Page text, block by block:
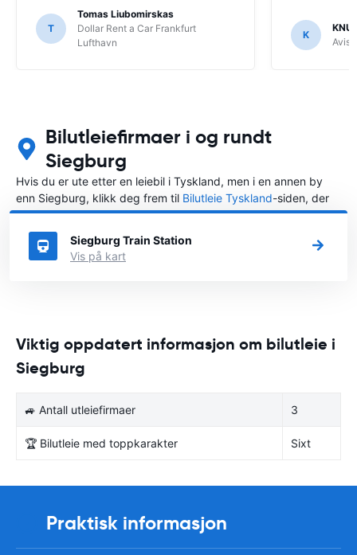
T
Tomas Liubomirskas
Dollar Rent a Car Frankfurt
Lufthavn
K
Avis
Bilutleiefirmaer i og rundt
Siegburg
Hvis du er ute etter en leiebil i Tyskland, men i en annen by
enn Siegburg, klikk deg frem til Bilutleie Tyskland-siden, der
du kan velge byen i Tyskland der du vil leie en bil.
Siegburg Train Station
Vis på kart
Viktig oppdatert informasjon om bilutleie i
Siegburg
🚙 Antall utleiefirmaer 3
🏆 Bilutleie med toppkarakter Sixt
Praktisk informasjon